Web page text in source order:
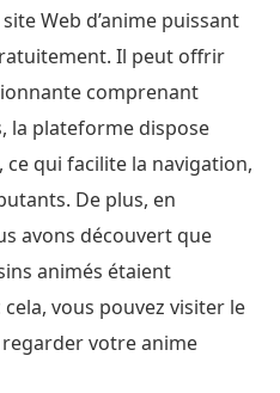
Web d’anime puissant
Il peut offrir
comprenant
la plateforme dispose
qui facilite la navigation,
De plus, en
avons découvert que
animés étaient
vous pouvez visiter le
votre anime